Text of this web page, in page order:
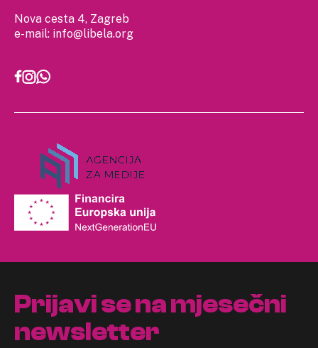
Nova cesta 4, Zagreb
e-mail: info@libela.org
Prijavi se na mjesečni
newsletter